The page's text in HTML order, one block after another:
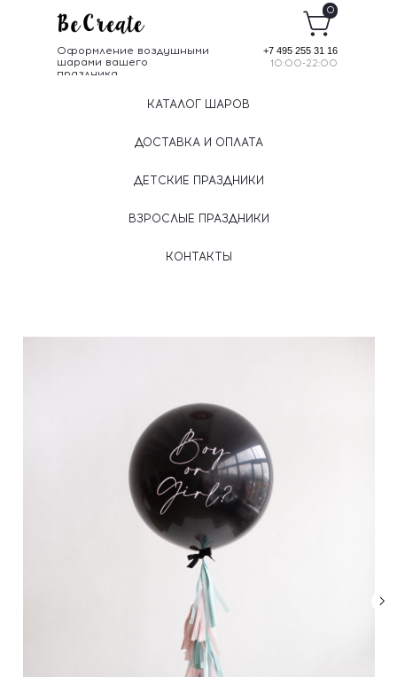
Оформление воздушными
шарами вашего
праздника
+7 495 255 31 16
10:00-22:00
0
КАТАЛОГ ШАРОВ
ДОСТАВКА И ОПЛАТА
ДЕТСКИЕ ПРАЗДНИКИ
ВЗРОСЛЫЕ ПРАЗДНИКИ
КОНТАКТЫ